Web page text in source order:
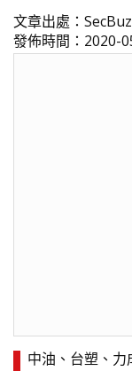
文章出處：
發佈時間：2020-
中油、台塑、力